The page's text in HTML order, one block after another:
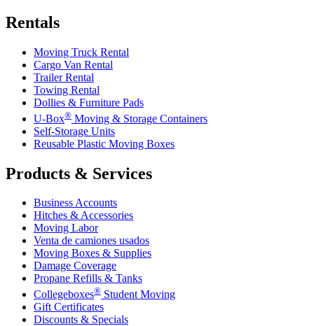
Rentals
Moving Truck Rental
Cargo Van Rental
Trailer Rental
Towing Rental
Dollies & Furniture Pads
U-Box® Moving & Storage Containers
Self-Storage Units
Reusable Plastic Moving Boxes
Products & Services
Business Accounts
Hitches & Accessories
Moving Labor
Venta de camiones usados
Moving Boxes & Supplies
Damage Coverage
Propane Refills & Tanks
Collegeboxes® Student Moving
Gift Certificates
Discounts & Specials